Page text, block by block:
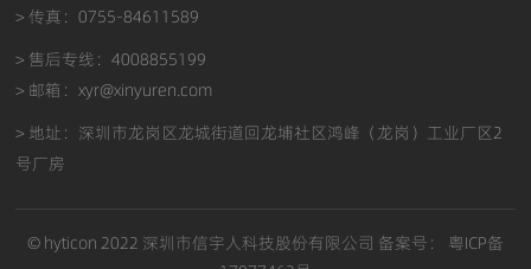
> 传真：0755-84611589
> 售后专线：4008855199
> 邮箱：xyr@xinyuren.com
> 地址：深圳市龙岗区龙城街道回龙埔社区鸿峰（龙岗）工业厂区2
号厂房
© hyticon 2022 深圳市信宇人科技股份有限公司 备案号： 粤ICP备